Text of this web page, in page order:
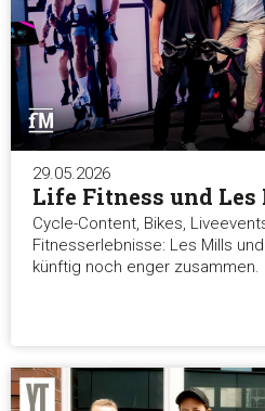
29.05.2026
Life Fitness und
Cycle-Content, Bikes,
Fitnesserlebnisse: Les Mills
künftig noch enger zusammen.